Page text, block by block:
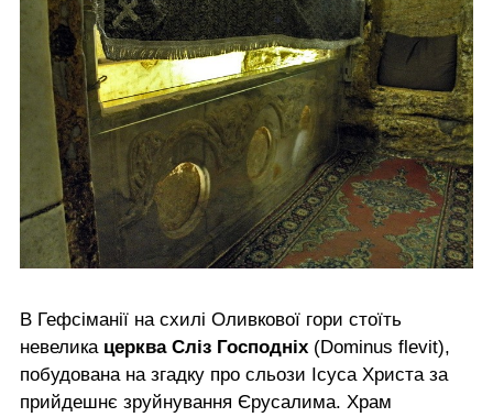
В Гефсіманії на схилі Оливкової гори стоїть
невелика церква Сліз Господніх (Dominus flevit),
побудована на згадку про сльози Ісуса Христа за
прийдешнє зруйнування Єрусалима. Храм